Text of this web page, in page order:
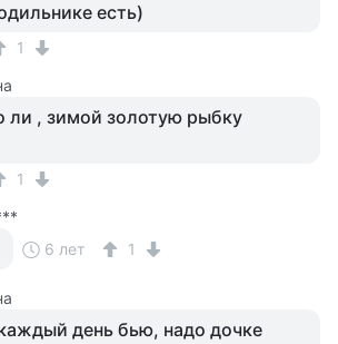
есть)
1
ли , зимой золотую рыбку
1
6 лет 1
день бью, надо дочке